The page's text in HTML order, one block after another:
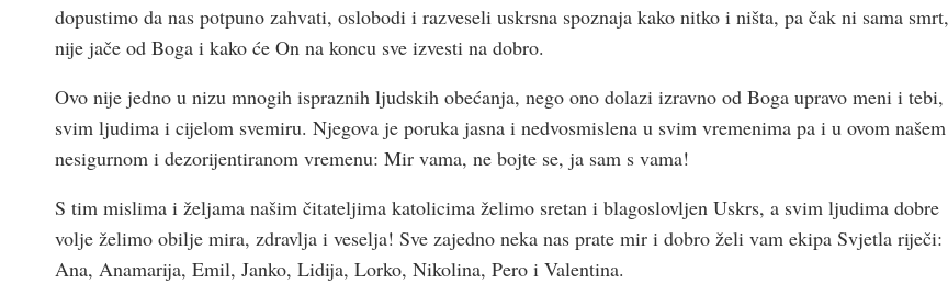
dopustimo da nas potpuno zahvati, oslobodi i razveseli uskrsna spoznaja kako nitko i ništa, pa čak ni sama smrt,
nije jače od Boga i kako će On na koncu sve izvesti na dobro.
Ovo nije jedno u nizu mnogih ispraznih ljudskih obećanja, nego ono dolazi izravno od Boga upravo meni i tebi,
svim ljudima i cijelom svemiru. Njegova je poruka jasna i nedvosmislena u svim vremenima pa i u ovom našem
nesigurnom i dezorijentiranom vremenu: Mir vama, ne bojte se, ja sam s vama!
S tim mislima i željama našim čitateljima katolicima želimo sretan i blagoslovljen Uskrs, a svim ljudima dobre
volje želimo obilje mira, zdravlja i veselja! Sve zajedno neka nas prate mir i dobro želi vam ekipa Svjetla riječi:
Ana, Anamarija, Emil, Janko, Lidija, Lorko, Nikolina, Pero i Valentina.